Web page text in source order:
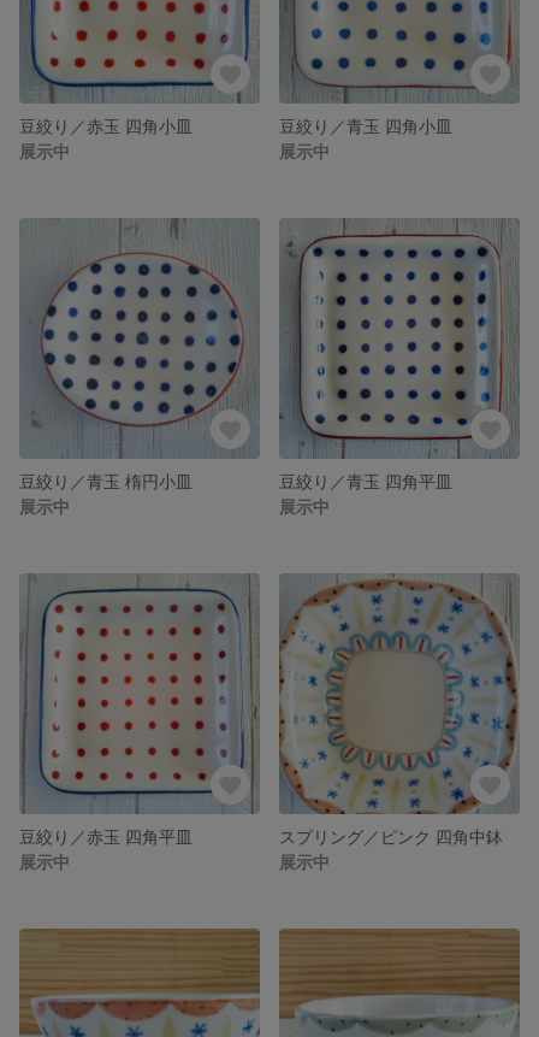
豆絞り／赤玉 四角小皿
展示中
豆絞り／青玉 四角小皿
展示中
豆絞り／青玉 楕円小皿
展示中
豆絞り／青玉 四角平皿
展示中
豆絞り／赤玉 四角平皿
展示中
スプリング／ピンク 四角中鉢
展示中